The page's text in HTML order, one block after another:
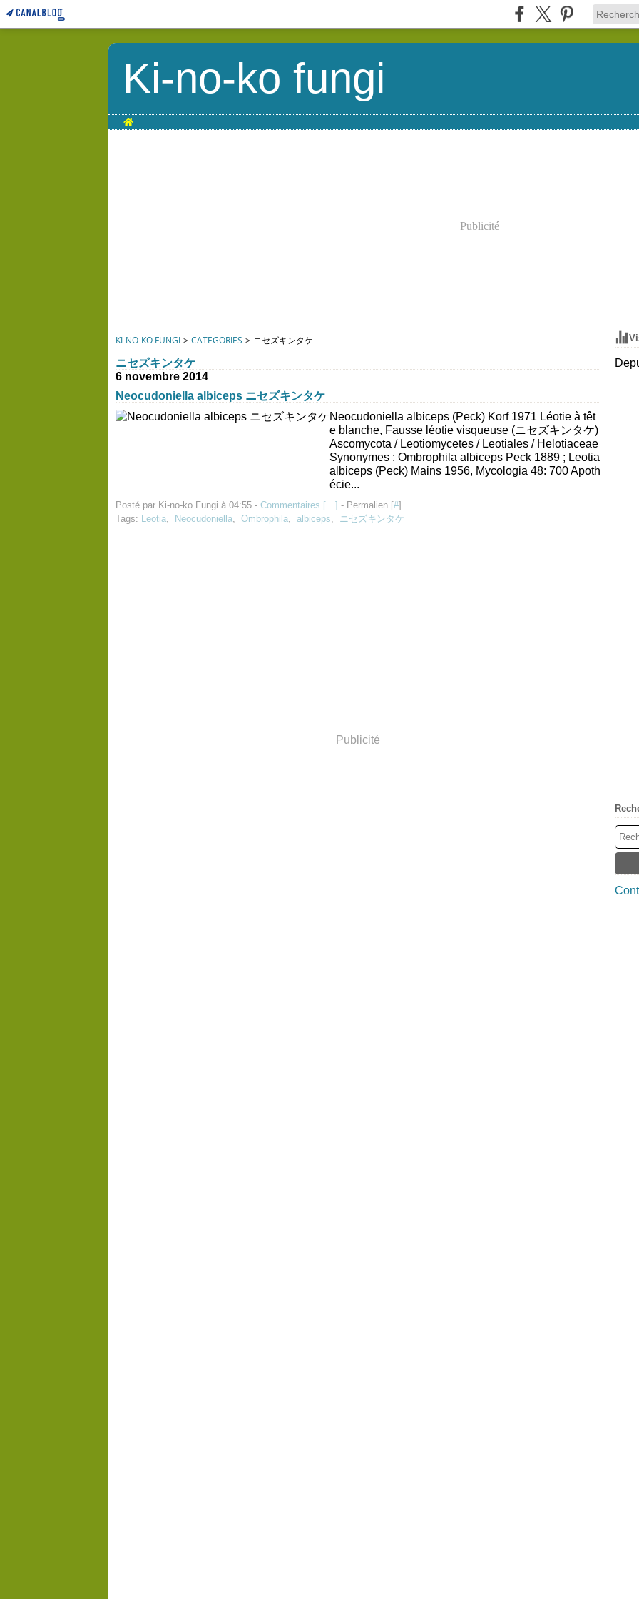
Ki-no-ko fungi
Home
Publicité
KI-NO-KO FUNGI > CATEGORIES > ニセズキンタケ
ニセズキンタケ
6 novembre 2014
Neocudoniella albiceps ニセズキンタケ
Neocudoniella albiceps (Peck) Korf 1971 Léotie à têt
e blanche, Fausse léotie visqueuse (ニセズキンタケ)
Ascomycota / Leotiomycetes / Leotiales / Helotiaceae
Synonymes : Ombrophila albiceps Peck 1889 ; Leotia
albiceps (Peck) Mains 1956, Mycologia 48: 700 Apoth
écie...
Posté par Ki-no-ko Fungi à 04:55 - Commentaires […] - Permalien [#]
Tags: Leotia, Neocudoniella, Ombrophila, albiceps, ニセズキンタケ
Publicité